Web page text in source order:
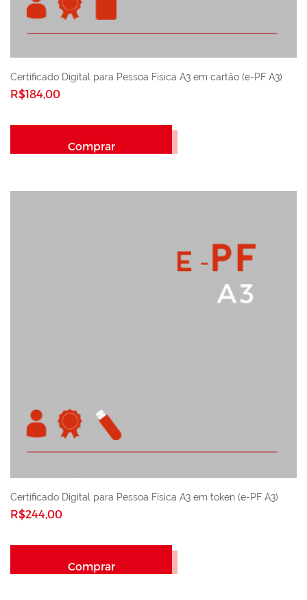
Certificado Digital para Pessoa Física A3 em cartão (e-PF A3)
R$184,00
Comprar
Certificado Digital para Pessoa Física A3 em token (e-PF A3)
R$244,00
Comprar